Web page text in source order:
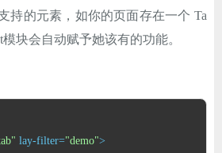
持的元素，如你的页面存在一个 Ta
块会自动赋予她该有的功能。
lay-filter="demo">